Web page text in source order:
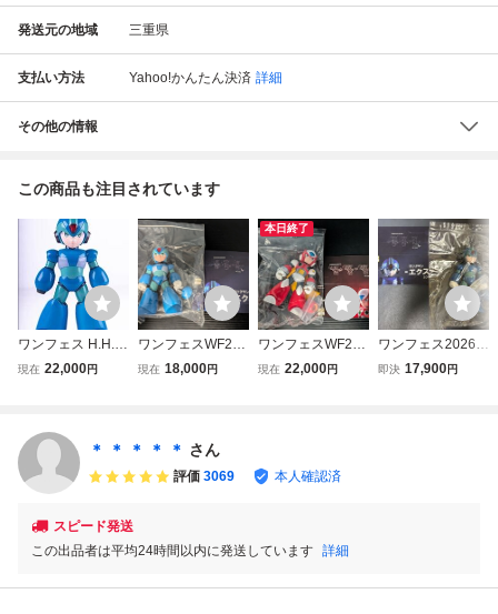
発送元の地域 三重県
支払い方法 Yahoo!かんたん決済 詳細
その他の情報
この商品も注目されています
ワンフェス H.H.C
HHC STUDIO 春
現在 22,000円
ワンフェスWF202
6夏 H.H.C HHC S
VE ROCKMAN M
開封
現在 18,000円
本日終了
ワンフェスWF202
6夏 H.H.C HHC S
MEGAMAN 新品
未開封
現在 22,000円
ワンフェス2026夏
WF2026S H.H.C
即決 17,900円
＊ ＊ ＊ ＊ ＊ さん
評価 3069 本人確認済
スピード発送
この出品者は平均24時間以内に発送しています 詳細